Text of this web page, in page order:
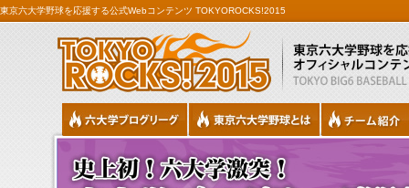
東京六大学野球を応援する公式Webコンテンツ TOKYOROCKS!2015